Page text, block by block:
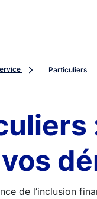
Particuliers
de l’inclusion